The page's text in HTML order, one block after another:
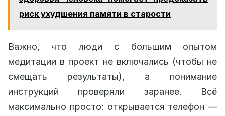
риск ухудшения памяти в старости
Важно, что люди с большим опытом
медитации в проект не включались (чтобы не
смещать результаты), а понимание
инструкций проверяли заранее. Всё
максимально просто: открывается телефон —